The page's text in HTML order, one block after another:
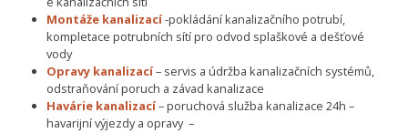
Montáže kanalizací-pokládání kanalizačního potrubí,
kompletace potrubních sítí pro odvod splaškové a dešťové
vody
Opravy kanalizací– servis a údržba kanalizačních systémů,
odstraňování poruch a závad kanalizace
Havárie kanalizací– poruchová služba kanalizace 24h –
havarijní výjezdy a opravy –